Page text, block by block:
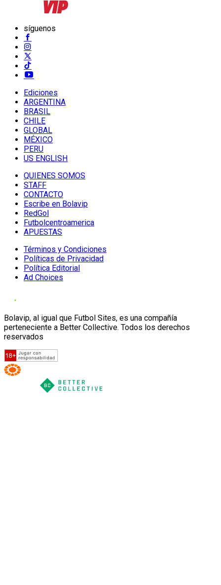
síguenos
Ediciones
ARGENTINA
BRASIL
CHILE
GLOBAL
MÉXICO
PERU
US ENGLISH
QUIENES SOMOS
STAFF
CONTACTO
Escribe en Bolavip
RedGol
Futbolcentroamerica
APUESTAS
Términos y Condiciones
Políticas de Privacidad
Política Editorial
Ad Choices
Bolavip, al igual que Futbol Sites, es una compañía
perteneciente a Better Collective. Todos los derechos
reservados